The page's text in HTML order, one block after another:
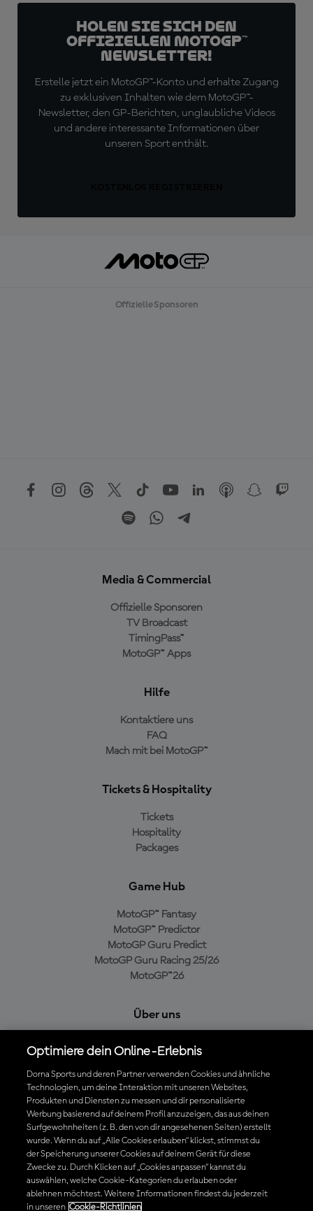
Holen Sie sich den
offiziellen MotoGP™
Newsletter!
Erstelle jetzt ein MotoGP™-Konto und erhalte Zugang
zu exklusiven Inhalten wie dem MotoGP™-
Newsletter, den GP-Berichten, unglaubliche Videos
und andere interessante Informationen über
unseren Sport enthält.
Offizielle Sponsoren
Media & Commercial
Offizielle Sponsoren
TV Broadcast
TimingPass™
MotoGP™ Apps
Hilfe
Kontaktiere uns
FAQ
Mach mit bei MotoGP™
Tickets & Hospitality
Tickets
Hospitality
Packages
Game Hub
MotoGP™ Fantasy
MotoGP™ Predictor
MotoGP Guru Predict
MotoGP Guru Racing 25/26
MotoGP™26
Über uns
Cookie-Richtlinien
Geschäftsbedingungen
Datenschutzrichtlinien
Kaufrichtlinie
Die offizielle MotoGP™ App herunterladen
Optimiere dein Online-Erlebnis
Dorna Sports und deren Partner verwenden Cookies und ähnliche
Technologien, um deine Interaktion mit unseren Websites,
Produkten und Diensten zu messen und dir personalisierte
Werbung basierend auf deinem Profil anzuzeigen, das aus deinen
Surfgewohnheiten (z. B. den von dir angesehenen Seiten) erstellt
wurde. Wenn du auf „Alle Cookies erlauben“ klickst, stimmst du
der Speicherung unserer Cookies auf deinem Gerät für diese
Zwecke zu. Durch Klicken auf „Cookies anpassen“ kannst du
auswählen, welche Cookie-Kategorien du erlauben oder
ablehnen möchtest. Weitere Informationen findest du jederzeit
in unseren Cookie-Richtlinien